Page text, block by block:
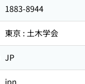
1883-8944
東京 : 土木学会
JP
jpn